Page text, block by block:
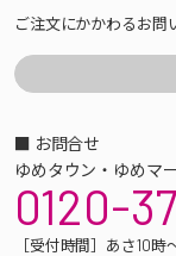
ご注文にかかわるお問
■ お問合せ
ゆめタウン・ゆめマ
0120-
［受付時間］あさ10時